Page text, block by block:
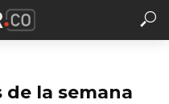
de la semana